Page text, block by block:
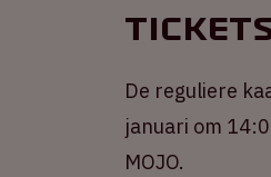
De reguliere
januari om
MOJO.